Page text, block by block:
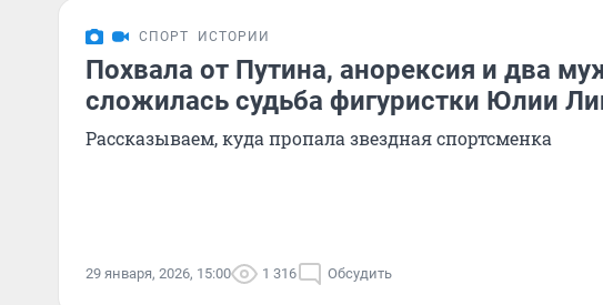
СПОРТ ИСТОРИИ
Похвала от Путина, анорексия и два
сложилась судьба фигуристки Юлии
Рассказываем, куда пропала звездная спортсменка
29 января, 2026, 15:00 1 316 Обсудить